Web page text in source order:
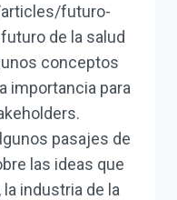
futuro-
de la salud
conceptos
importancia para
pasajes de
las ideas que
industria de la